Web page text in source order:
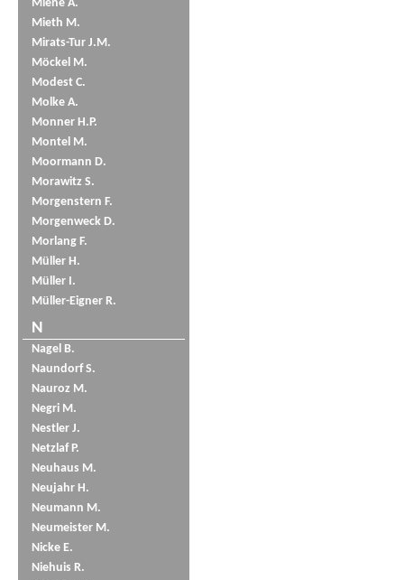
Miene A.
Mieth M.
Mirats-Tur J.M.
Möckel M.
Modest C.
Molke A.
Monner H.P.
Montel M.
Moormann D.
Morawitz S.
Morgenstern F.
Morgenweck D.
Morlang F.
Müller H.
Müller I.
Müller-Eigner R.
N
Nagel B.
Naundorf S.
Nauroz M.
Negri M.
Nestler J.
Netzlaf P.
Neuhaus M.
Neujahr H.
Neumann M.
Neumeister M.
Nicke E.
Niehuis R.